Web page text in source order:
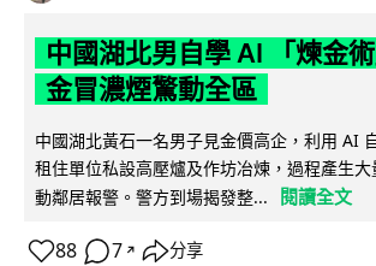
中國湖北男自學 AI 「煉金
金冒濃煙驚動全區
中國湖北黃石一名男子見金價高企，利用 AI
租住單位私設高壓爐及作坊冶煉，過程產生
動鄰居報警。警方到場揭發整...
閱讀全文
88 7 ↗ 分享